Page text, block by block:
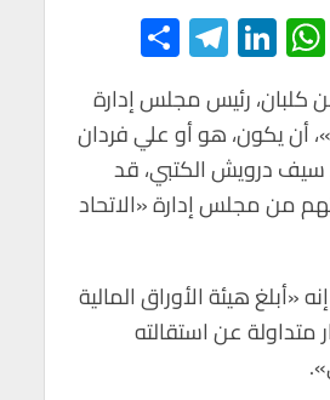
E
W
h
at
s
A
p
p
Li
n
ke
dI
n
Te
le
gr
a
m
h
ar
e
كلبان، رئيس مجلس إدارة
أن يكون، هو أو علي فردان
سيف درويش الكتبي، قد
من مجلس إدارة «الاتحاد
«أبلغ هيئة الأوراق المالية
متداولة عن استقالته